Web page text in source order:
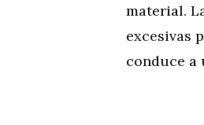
material.
excesivas
conduce a